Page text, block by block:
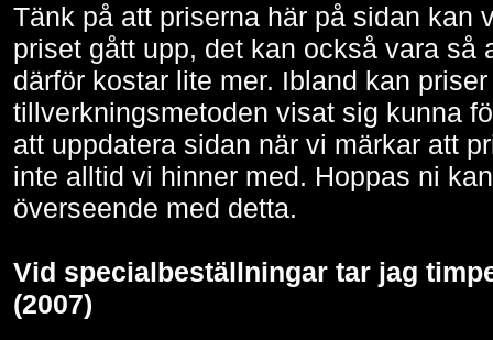
Tänk på att priserna här på sidan kan
priset gått upp, det kan också vara så
därför kostar lite mer. Ibland kan
tillverkningsmetoden visat sig kunna
att uppdatera sidan när vi märkar att
inte alltid vi hinner med. Hoppas ni
överseende med detta.
Vid specialbeställningar tar jag
(2007)